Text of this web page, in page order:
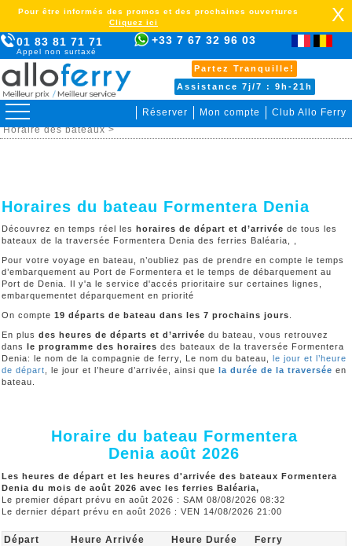
01 83 81 71 71
Appel non surtaxé
+33 7 67 32 96 03
Partez Tranquille!
Assistance 7j/7 : 9h-21h
Réserver Mon compte Club Allo Ferry
Pour être informés des promos et des prochaines ouvertures
Cliquez ici
X
> Formentera Denia >
Organiser votre voyage >
Horaire des bateaux >
Horaires du bateau Formentera Denia
Découvrez en temps réel les horaires de départ et d’arrivée de tous les
bateaux de la traversée Formentera Denia des ferries Baléaria, ,
Pour votre voyage en bateau, n’oubliez pas de prendre en compte le temps
d’embarquement au Port de Formentera et le temps de débarquement au
Port de Denia. Il y'a le service d'accés prioritaire sur certaines lignes,
embarquementet déparquement en priorité
On compte 19 départs de bateau dans les 7 prochains jours
En plus des heures de départs et d’arrivée du bateau, vous retrouvez
dans le programme des horaires des bateaux de la traversée Formentera
Denia: le nom de la compagnie de ferry, Le nom du bateau, le jour et l’heure
de départ , le jour et l’heure d’arrivée, ainsi que la durée de la traversée en
bateau.
Horaire du bateau Formentera
Denia août 2026
Les heures de départ et les heures d'arrivée des bateaux Formentera
Denia du mois de août 2026 avec les ferries Baléaria,
Le premier départ prévu en août 2026 : SAM 08/08/2026 08:32
Le dernier départ prévu en août 2026 : VEN 14/08/2026 21:00
Départ Heure Arrivée Heure Durée Ferry